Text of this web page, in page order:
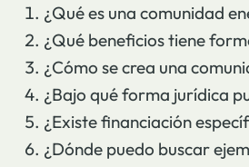
¿Qué es una comunidad
¿Qué beneficios tiene
¿Cómo se crea una
¿Bajo qué forma jurídica
¿Existe financiación
¿Dónde puedo buscar